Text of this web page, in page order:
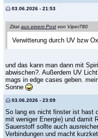
03.06.2026 - 21:53
Zitat aus einem Post von Viper780
Verwitterung durch UV bzw
und das kann man dann mit
abwischen?. Außerdem UV
mags in edge cases geben.
Sonne
03.06.2026 - 23:09
So lang es nicht finster ist hast
mit weniger Energie) und damit
Sauerstoff sollte auch
Verbindungen und macht